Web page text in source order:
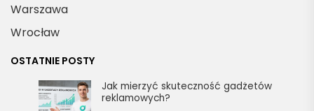
Warszawa
Wrocław
OSTATNIE POSTY
Jak mierzyć skuteczność gadżetów
reklamowych?